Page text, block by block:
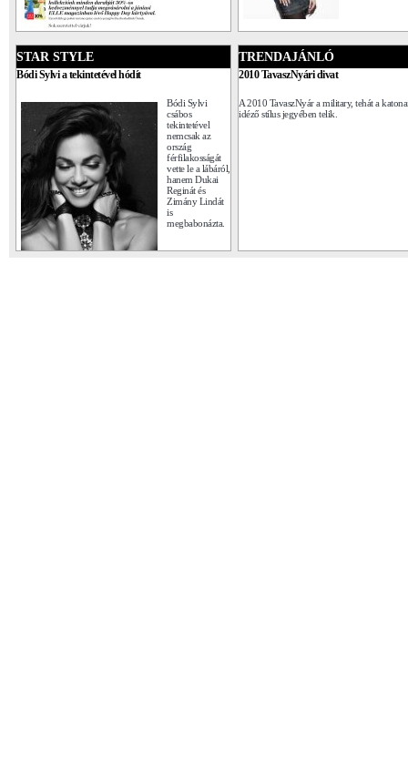
STAR STYLE
Bódi Sylvi a tekintetével hódít
Bódi Sylvi
csábos
tekintetével
nemcsak az
ország
férfilakosságát
vette le a lábáról,
hanem Dukai
Reginát és
Zimány Lindát
is
megbabonázta.
TRENDAJÁNLÓ
2010 TavaszNyári divat
A 2010 TavaszNyár a military, tehát a
idéző stílus jegyében telik.